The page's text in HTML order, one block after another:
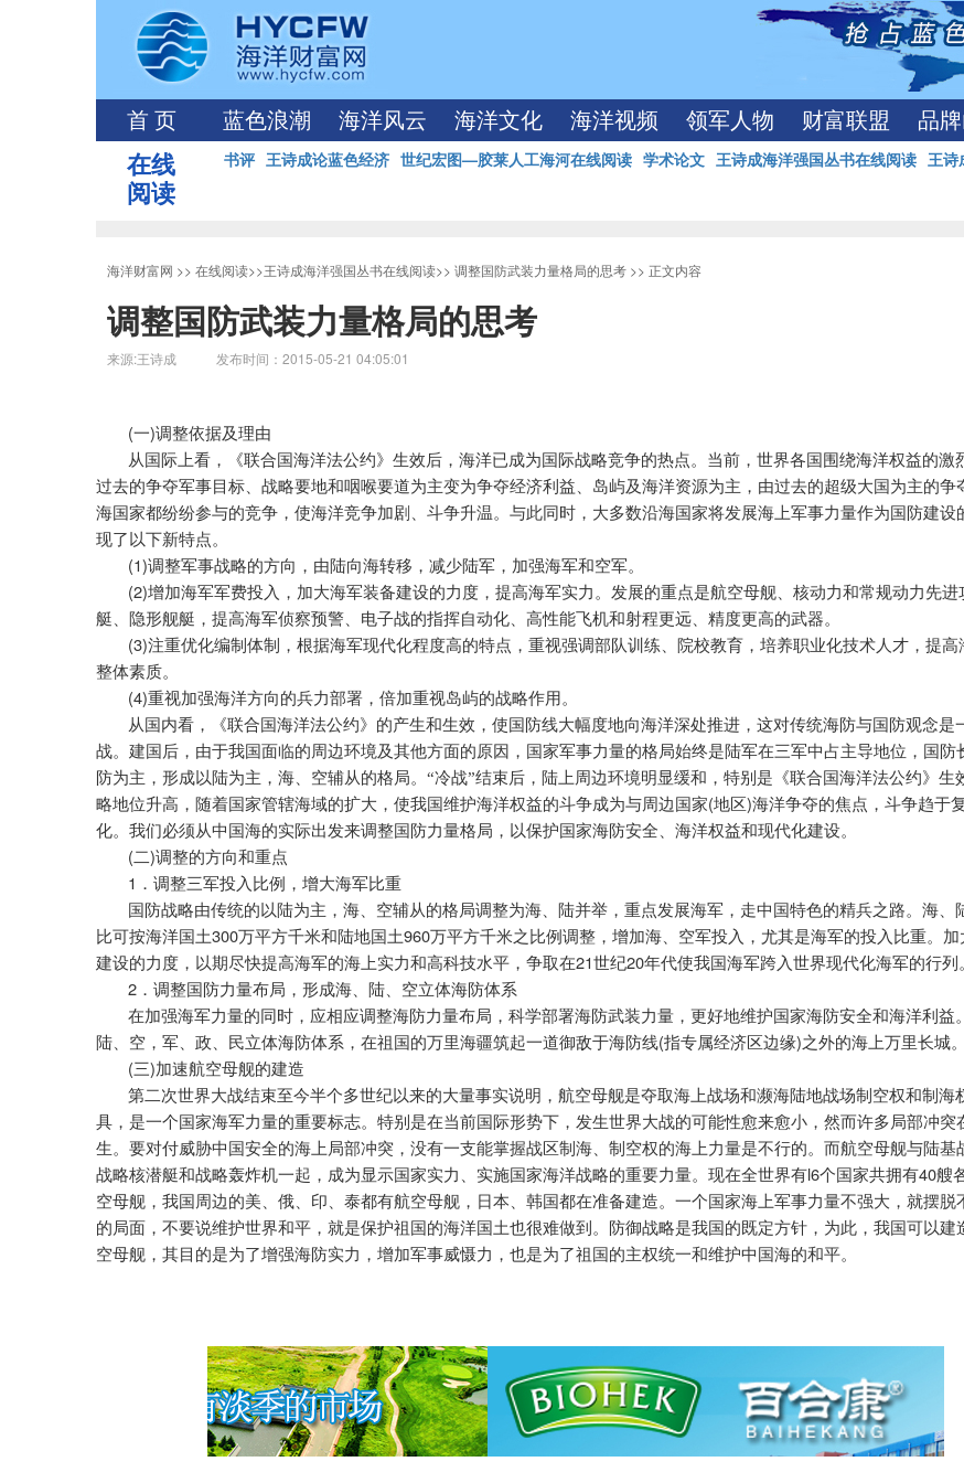
首 页 蓝色浪潮 海洋风云 海洋文化 海洋视频 领军人物 财富联盟 品
在线
阅读
书评 王诗成论蓝色经济 世纪宏图—胶莱人工海河在线阅读 学术论文 王诗成海洋强国丛书在线阅读 王诗
海洋财富网 >> 在线阅读>>王诗成海洋强国丛书在线阅读>> 调整国防武装力量格局的思考 >> 正文内容
调整国防武装力量格局的思考
来源:王诗成 发布时间：2015-05-21 04:05:01
(一)调整依据及理由
从国际上看，《联合国海洋法公约》生效后，海洋已成为国际战略竞争的热点。当前，世界各国围绕海洋权益的激
过去的争夺军事目标、战略要地和咽喉要道为主变为争夺经济利益、岛屿及海洋资源为主，由过去的超级大国为主的争
海国家都纷纷参与的竞争，使海洋竞争加剧、斗争升温。与此同时，大多数沿海国家将发展海上军事力量作为国防建设
现了以下新特点。
(1)调整军事战略的方向，由陆向海转移，减少陆军，加强海军和空军。
(2)增加海军军费投入，加大海军装备建设的力度，提高海军实力。发展的重点是航空母舰、核动力和常规动力先进
艇、隐形舰艇，提高海军侦察预警、电子战的指挥自动化、高性能飞机和射程更远、精度更高的武器。
(3)注重优化编制体制，根据海军现代化程度高的特点，重视强调部队训练、院校教育，培养职业化技术人才，提高
整体素质。
(4)重视加强海洋方向的兵力部署，倍加重视岛屿的战略作用。
从国内看，《联合国海洋法公约》的产生和生效，使国防线大幅度地向海洋深处推进，这对传统海防与国防观念是
战。建国后，由于我国面临的周边环境及其他方面的原因，国家军事力量的格局始终是陆军在三军中占主导地位，国防
防为主，形成以陆为主，海、空辅从的格局。“冷战”结束后，陆上周边环境明显缓和，特别是《联合国海洋法公约》生
略地位升高，随着国家管辖海域的扩大，使我国维护海洋权益的斗争成为与周边国家(地区)海洋争夺的焦点，斗争趋于
化。我们必须从中国海的实际出发来调整国防力量格局，以保护国家海防安全、海洋权益和现代化建设。
(二)调整的方向和重点
1 ．调整三军投入比例，增大海军比重
国防战略由传统的以陆为主，海、空辅从的格局调整为海、陆并举，重点发展海军，走中国特色的精兵之路。海、
比可按海洋国土300万平方千米和陆地国土960万平方千米之比例调整，增加海、空军投入，尤其是海军的投入比重。加
建设的力度，以期尽快提高海军的海上实力和高科技水平，争取在21世纪20年代使我国海军跨入世界现代化海军的行列
2 ．调整国防力量布局，形成海、陆、空立体海防体系
在加强海军力量的同时，应相应调整海防力量布局，科学部署海防武装力量，更好地维护国家海防安全和海洋利益
陆、空，军、政、民立体海防体系，在祖国的万里海疆筑起一道御敌于海防线(指专属经济区边缘)之外的海上万里长城。
(三)加速航空母舰的建造
第二次世界大战结束至今半个多世纪以来的大量事实说明，航空母舰是夺取海上战场和濒海陆地战场制空权和制海
具，是一个国家海军力量的重要标志。特别是在当前国际形势下，发生世界大战的可能性愈来愈小，然而许多局部冲突
生。要对付威胁中国安全的海上局部冲突，没有一支能掌握战区制海、制空权的海上力量是不行的。而航空母舰与陆基
战略核潜艇和战略轰炸机一起，成为显示国家实力、实施国家海洋战略的重要力量。现在全世界有l6个国家共拥有40艘
空母舰，我国周边的美、俄、印、泰都有航空母舰，日本、韩国都在准备建造。一个国家海上军事力量不强大，就摆脱
的局面，不要说维护世界和平，就是保护祖国的海洋国土也很难做到。防御战略是我国的既定方针，为此，我国可以建
空母舰，其目的是为了增强海防实力，增加军事威慑力，也是为了祖国的主权统一和维护中国海的和平。